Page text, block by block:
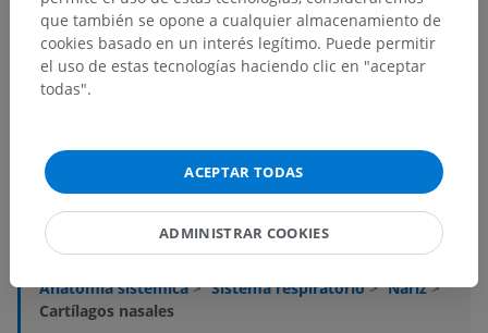
Anatomía humana 2
Anatomía humana 1
Anatomía sistémica> Sistema respiratorio> Nariz>
Cartílagos nasales
que también se opone a cualquier almacenamiento de
cookies basado en un interés legítimo. Puede permitir
el uso de estas tecnologías haciendo clic en "aceptar
todas".
ACEPTAR TODAS
ADMINISTRAR COOKIES